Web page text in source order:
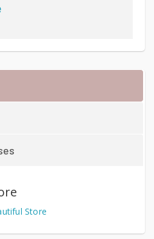
Store